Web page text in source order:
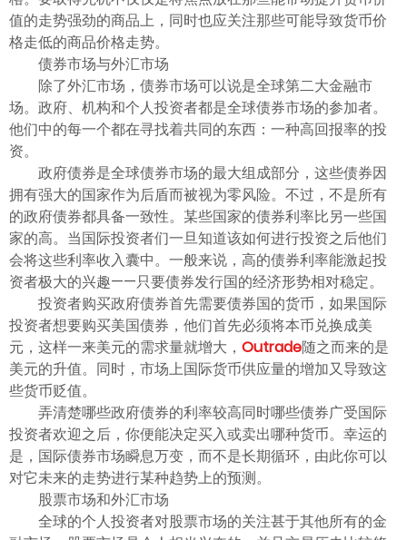
值的走势强劲的商品上，同时也应关注那些可能导致货币价
格走低的商品价格走势。
债券市场与外汇市场
除了外汇市场，债券市场可以说是全球第二大金融市
场。政府、机构和个人投资者都是全球债券市场的参加者。
他们中的每一个都在寻找着共同的东西：一种高回报率的投
资。
政府债券是全球债券市场的最大组成部分，这些债券因
拥有强大的国家作为后盾而被视为零风险。不过，不是所有
的政府债券都具备一致性。某些国家的债券利率比另一些国
家的高。当国际投资者们一旦知道该如何进行投资之后他们
会将这些利率收入囊中。一般来说，高的债券利率能激起投
资者极大的兴趣——只要债券发行国的经济形势相对稳定。
投资者购买政府债券首先需要债券国的货币，如果国际
投资者想要购买美国债券，他们首先必须将本币兑换成美
元，这样一来美元的需求量就增大， Outrade随之而来的是
美元的升值。同时，市场上国际货币供应量的增加又导致这
些货币贬值。
弄清楚哪些政府债券的利率较高同时哪些债券广受国际
投资者欢迎之后，你便能决定买入或卖出哪种货币。幸运的
是，国际债券市场瞬息万变，而不是长期循环，由此你可以
对它未来的走势进行某种趋势上的预测。
股票市场和外汇市场
全球的个人投资者对股票市场的关注甚于其他所有的金